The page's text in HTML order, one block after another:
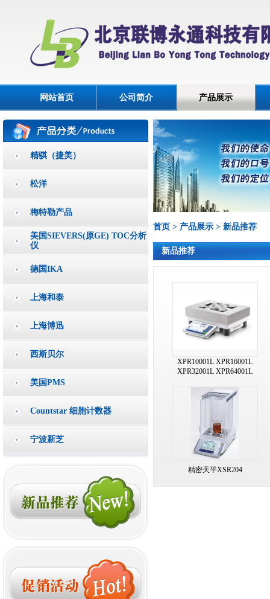
网站首页 公司简介 产品展示
精骐（捷美）
松洋
梅特勒产品
美国SIEVERS(原GE) TOC分析
仪
德国IKA
上海和泰
上海博迅
西斯贝尔
美国PMS
Countstar 细胞计数器
宁波新芝
首页 > 产品展示 > 新品推荐
新品推荐
XPR10001L XPR16001L
XPR32001L XPR64001L
精密天平XSR204